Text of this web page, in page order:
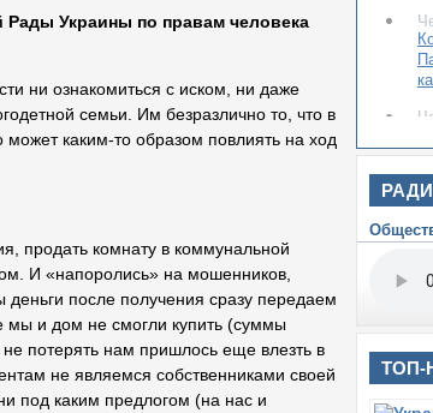
Украины по правам человека
ни ознакомиться с иском, ни даже
семьи. Им безразлично то, что в
каким-то образом повлиять на ход
продать комнату в коммунальной
И «напоролись» на мошенников,
деньги после получения сразу передаем
мы и дом не смогли купить (суммы
не потерять нам пришлось еще влезть в
не являемся собственниками своей
под каким предлогом (на нас и
ТОП-